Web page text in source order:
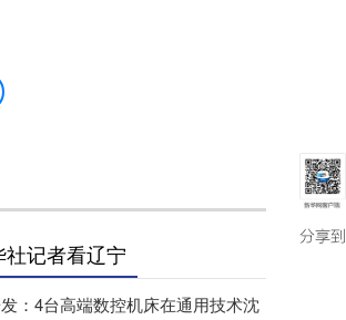
社记者看辽宁
：4台高端数控机床在通用技术沈